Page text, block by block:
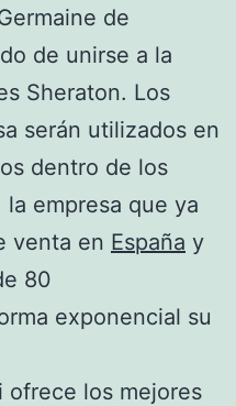
de
de unirse a la
Sheraton. Los
serán utilizados en
dentro de los
empresa que ya
venta en España y
80
exponencial su
ofrece los mejores